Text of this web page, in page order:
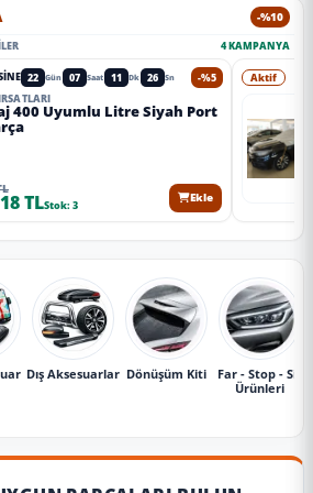
-%10
4 KAMPANYA
-%5
22 Gün 07 Saat 11 Dk 23 Sn
400 Uyumlu Litre Siyah Port
TLStok: 3
Ekle
Aktif
Dış Aksesuarlar Dönüşüm Kiti
Far - Stop - Sis
Ürünleri